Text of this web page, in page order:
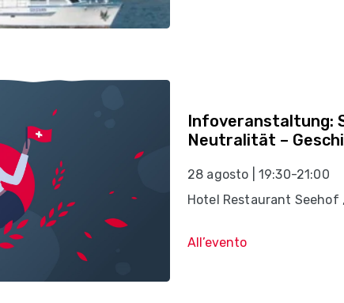
Infoveranstaltung:
Neutralität –
28 agosto | 19:30-21:00
Hotel Restaurant Seehof
All’evento